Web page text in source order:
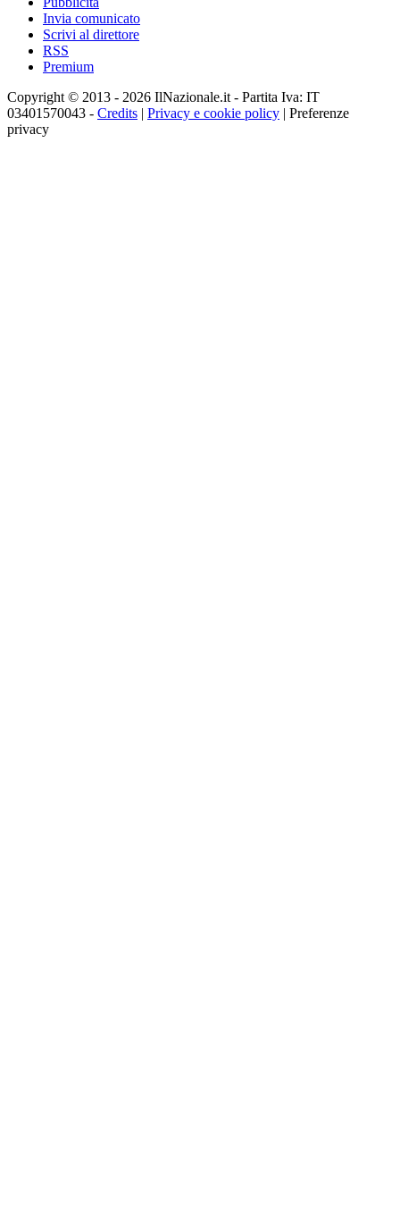
Invia comunicato
Scrivi al direttore
RSS
Premium
Copyright © 2013 - 2026 IlNazionale.it - Partita Iva: IT
03401570043 - Credits | Privacy e cookie policy | Preferenze
privacy